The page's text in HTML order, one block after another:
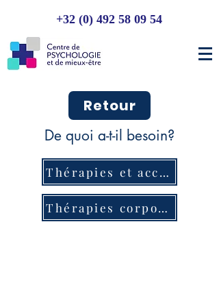
+32 (0) 492 58 09 54
Retour
De quoi a-t-il besoin?
Thérapies et acccompagnements
Thérapies corporelles